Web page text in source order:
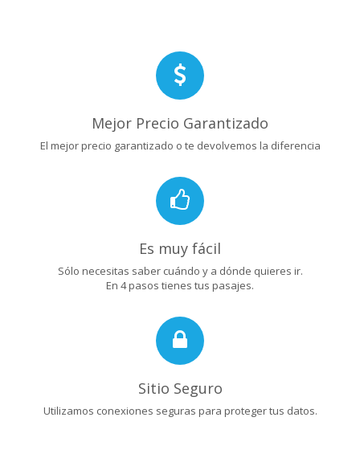
Mejor Precio Garantizado
El mejor precio garantizado o te devolvemos la diferencia
Es muy fácil
Sólo necesitas saber cuándo y a dónde quieres ir.
En 4 pasos tienes tus pasajes.
Sitio Seguro
Utilizamos conexiones seguras para proteger tus datos.